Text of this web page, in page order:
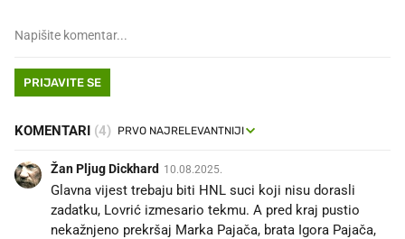
PRIJAVITE SE
KOMENTARI (4)
Žan Pljug Dickhard 10.08.2025.
Glavna vijest trebaju biti HNL suci koji nisu dorasli
zadatku, Lovrić izmesario tekmu. A pred kraj pustio
nekažnjeno prekršaj Marka Pajača, brata Igora Pajača,